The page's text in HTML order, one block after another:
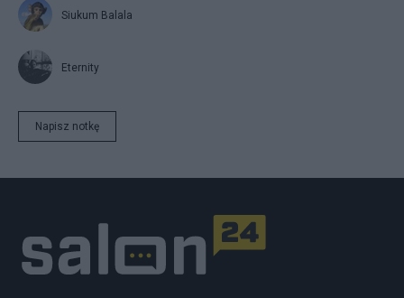
Siukum Balala
Eternity
Napisz notkę